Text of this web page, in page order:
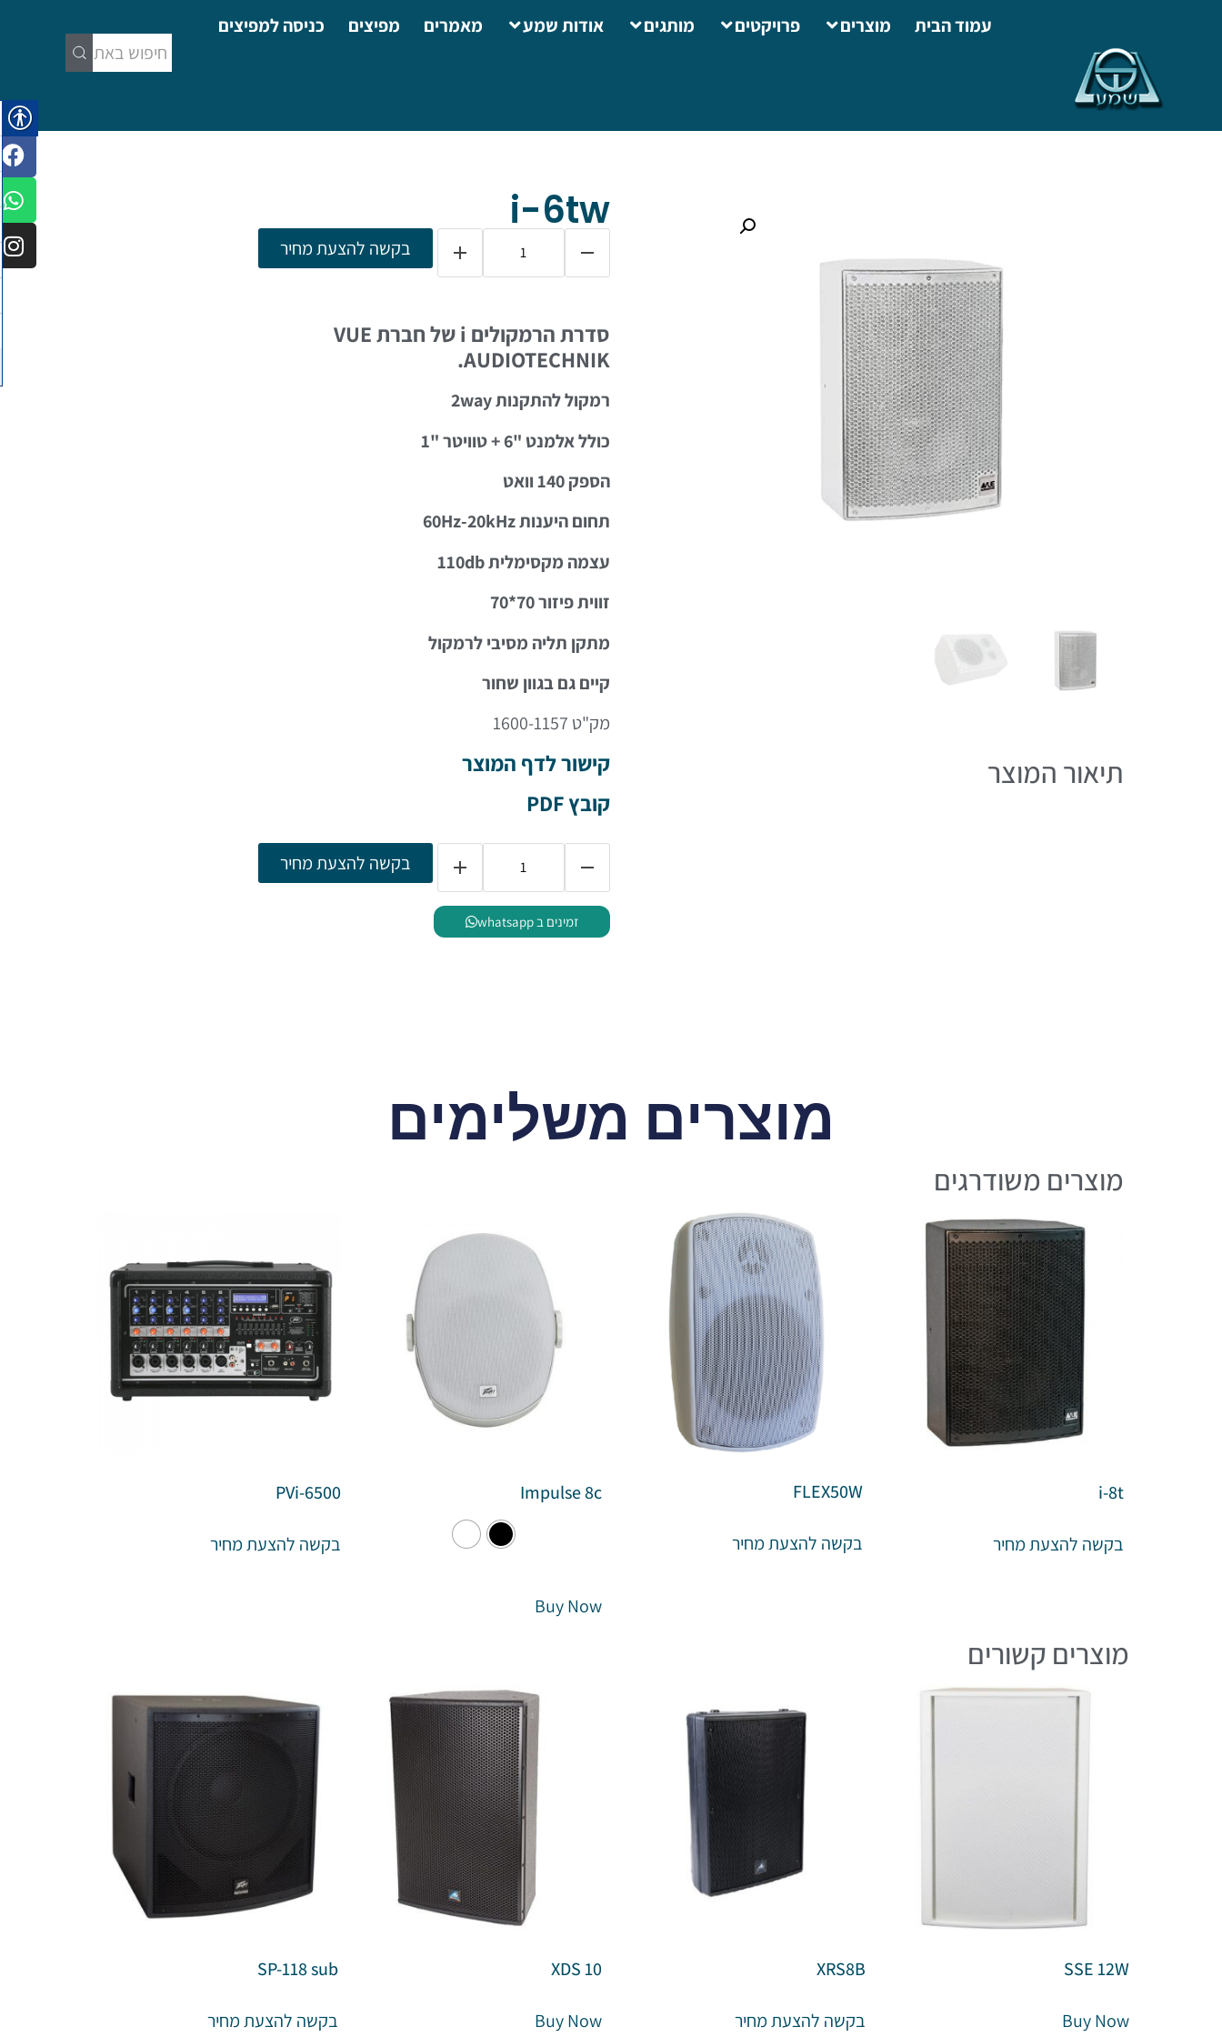
עמוד הבית מוצרים פרויקטים מותגים אודות שמע מאמרים מפיצים כניסה למפיצים
תיאור המוצר
i-6tw
בקשה להצעת מחיר
סדרת הרמקולים i של חברת VUE
AUDIOTECHNIK.
רמקול להתקנות 2way
כולל אלמנט "6 + טוויטר "1
הספק 140 וואט
תחום היענות 60Hz-20kHz
עצמה מקסימלית 110db
זווית פיזור 70*70
מתקן תליה מסיבי לרמקול
קיים גם בגוון שחור
מק"ט 1600-1157
קישור לדף המוצר
קובץ PDF
בקשה להצעת מחיר
זמינים ב whatsapp
מוצרים משלימים
מוצרים משודרגים
i-8t
בקשה להצעת מחיר
FLEX50W
בקשה להצעת מחיר
Impulse 8c
Buy Now
PVi-6500
בקשה להצעת מחיר
מוצרים קשורים
SSE 12W
Buy Now
XRS8B
בקשה להצעת מחיר
XDS 10
Buy Now
SP-118 sub
בקשה להצעת מחיר